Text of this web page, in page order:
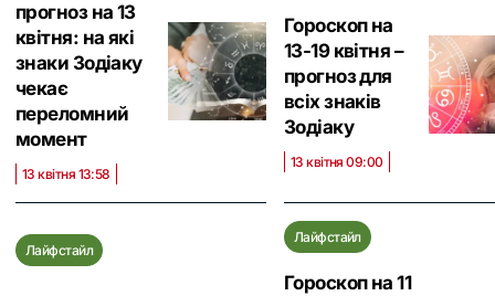
прогноз на 13
квітня: на які
знаки Зодіаку
чекає
переломний
момент
13 квітня 13:58
Гороскоп на
13-19 квітня –
прогноз для
всіх знаків
Зодіаку
13 квітня 09:00
Лайфстайл
Лайфстайл
Гороскоп на 11